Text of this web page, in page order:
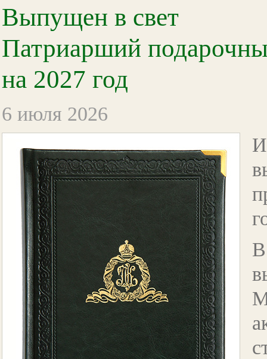
Выпущен в свет
Патриарший
на 2027 год
6 июля 2026